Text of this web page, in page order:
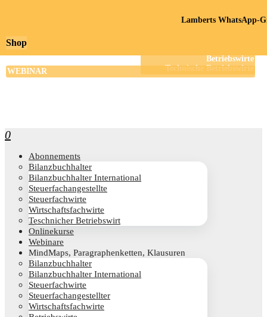
0
Abon­ne­ments
Bilanz­buch­hal­ter
Bilanz­buch­hal­ter International
Steu­er­fach­an­ge­stell­te
Steu­er­fach­wir­te
Wirt­schafts­fach­wir­te
Teschni­cher Betriebswirt
Online­kur­se
Web­i­na­re
Mind­Maps, Para­gra­phen­ket­ten, Klausuren
Bilanz­buch­hal­ter
Bilanz­buch­hal­ter International
Steu­er­fach­wir­te
Steu­er­fach­an­ge­stell­ter
Wirt­schafts­fach­wir­te
Shop
Lamberts WhatsApp-